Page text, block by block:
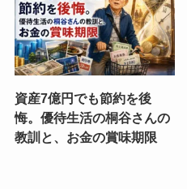
資産7億円でも節約を後
悔。優待生活の桐谷さんの
教訓と、お金の賞味期限